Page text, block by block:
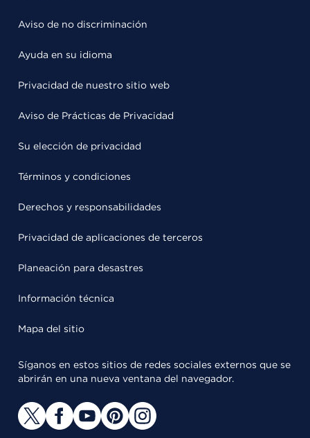
Aviso de no discriminación
Ayuda en su idioma
Privacidad de nuestro sitio web
Aviso de Prácticas de Privacidad
Su elección de privacidad
Términos y condiciones
Derechos y responsabilidades
Privacidad de aplicaciones de terceros
Planeación para desastres
Información técnica
Mapa del sitio
Síganos en estos sitios de redes sociales externos que se
abrirán en una nueva ventana del navegador.